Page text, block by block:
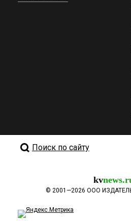
Поиск по сайту
kv
© 2001—2026 ООО